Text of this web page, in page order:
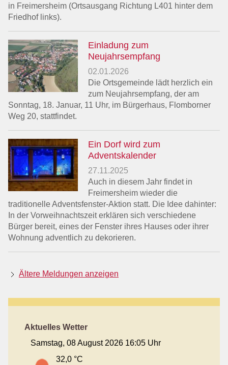
in Freimersheim (Ortsausgang Richtung L401 hinter dem
Friedhof links).
Einladung zum
Neujahrsempfang
02.01.2026
Die Ortsgemeinde lädt herzlich ein
zum Neujahrsempfang, der am
Sonntag, 18. Januar, 11 Uhr, im Bürgerhaus, Flomborner
Weg 20, stattfindet.
Ein Dorf wird zum
Adventskalender
27.11.2025
Auch in diesem Jahr findet in
Freimersheim wieder die
traditionelle Adventsfenster-Aktion statt. Die Idee dahinter:
In der Vorweihnachtszeit erklären sich verschiedene
Bürger bereit, eines der Fenster ihres Hauses oder ihrer
Wohnung adventlich zu dekorieren.
Ältere Meldungen anzeigen
Aktuelles Wetter
Samstag, 08 August 2026 16:05 Uhr
32,0 °C